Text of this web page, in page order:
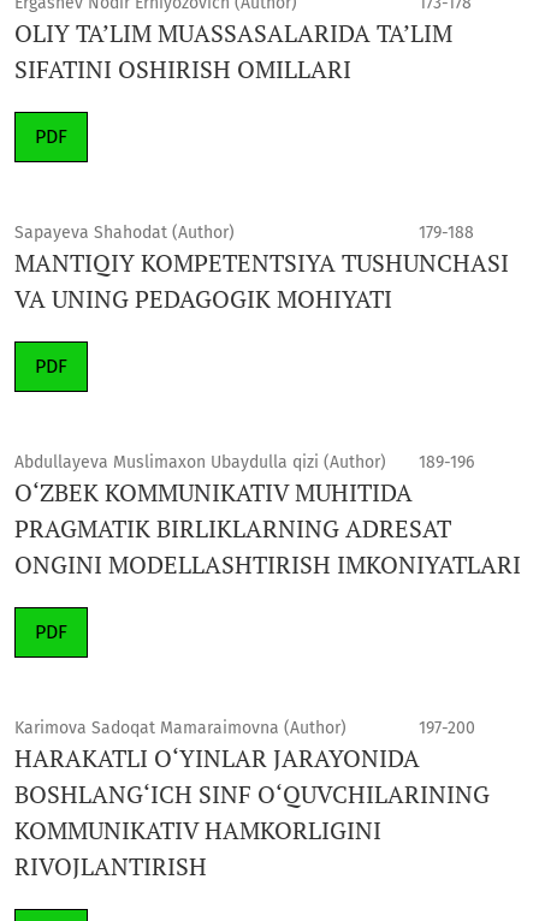
OLIY TA’LIM MUASSASALARIDA TA’LIM
SIFATINI OSHIRISH OMILLARI
PDF
Sapayeva Shahodat (Author) 179-188
MANTIQIY KOMPETENTSIYA TUSHUNCHASI
VA UNING PEDAGOGIK MOHIYATI
PDF
Abdullayeva Muslimaxon Ubaydulla qizi (Author) 189-196
O‘ZBEK KOMMUNIKATIV MUHITIDA
PRAGMATIK BIRLIKLARNING ADRESAT
ONGINI MODELLASHTIRISH IMKONIYATLARI
PDF
Karimova Sadoqat Mamaraimovna (Author) 197-200
HARAKATLI O‘YINLAR JARAYONIDA
BOSHLANG‘ICH SINF O‘QUVCHILARINING
KOMMUNIKATIV HAMKORLIGINI
RIVOJLANTIRISH